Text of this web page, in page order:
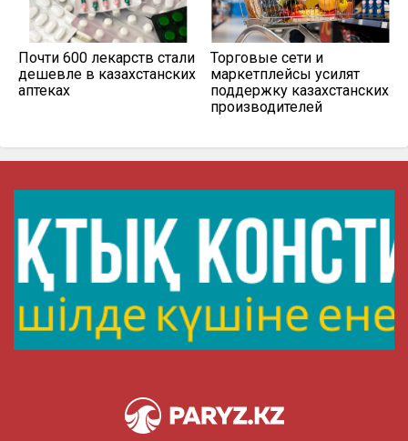
Почти 600 лекарств стали
дешевле в казахстанских
аптеках
Торговые сети и
маркетплейсы усилят
поддержку казахстанских
производителей